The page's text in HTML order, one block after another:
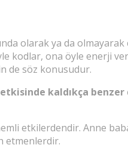
olarak ya da
kodlar, ona öyle
de söz konusudur.
kaldıkça benzer
etkilerdendir. Anne
etmenlerdir.